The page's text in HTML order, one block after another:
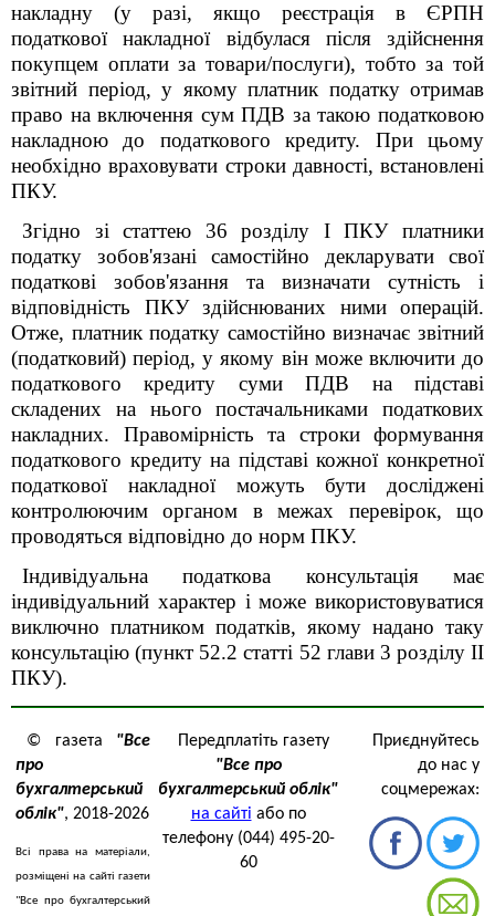
накладну (у разі, якщо реєстрація в ЄРПН
податкової накладної відбулася після здійснення
покупцем оплати за товари/послуги), тобто за той
звітний період, у якому платник податку отримав
право на включення сум ПДВ за такою податковою
накладною до податкового кредиту. При цьому
необхідно враховувати строки давності, встановлені
ПКУ.
Згідно зі статтею 36 розділу І ПКУ платники
податку зобов'язані самостійно декларувати свої
податкові зобов'язання та визначати сутність і
відповідність ПКУ здійснюваних ними операцій.
Отже, платник податку самостійно визначає звітний
(податковий) період, у якому він може включити до
податкового кредиту суми ПДВ на підставі
складених на нього постачальниками податкових
накладних. Правомірність та строки формування
податкового кредиту на підставі кожної конкретної
податкової накладної можуть бути досліджені
контролюючим органом в межах перевірок, що
проводяться відповідно до норм ПКУ.
Індивідуальна податкова консультація має
індивідуальний характер і може використовуватися
виключно платником податків, якому надано таку
консультацію (пункт 52.2 статті 52 глави 3 розділу ІІ
ПКУ).
© газета "Все
про
бухгалтерський
облік", 2018-2026
Всі права на матеріали,
розміщені на сайті газети
"Все про бухгалтерський
Передплатіть газету
"Все про
бухгалтерський облік"
на сайті або по
телефону (044) 495-20-
60
Приєднуйтесь
до нас у
соцмережах: